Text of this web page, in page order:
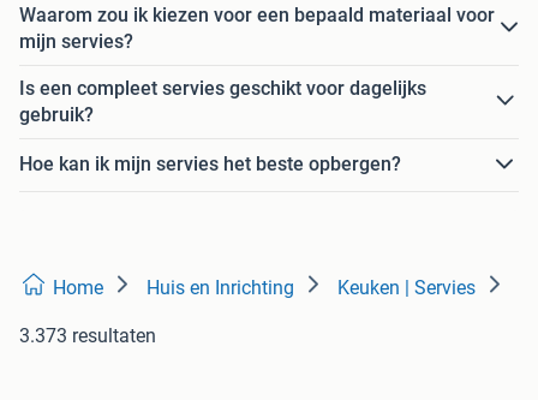
Waarom zou ik kiezen voor een bepaald materiaal voor
mijn servies?
Is een compleet servies geschikt voor dagelijks
gebruik?
Hoe kan ik mijn servies het beste opbergen?
Home Huis en Inrichting Keuken | Servies
3.373 resultaten